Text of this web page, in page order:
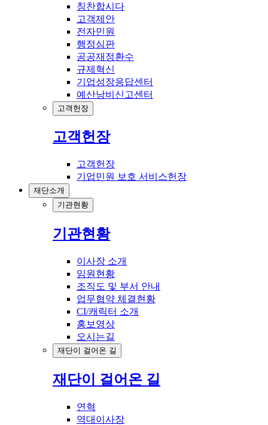
칭찬합시다
고객제안
전자민원
행정심판
공공재정환수
규제혁신
기업성장응답센터
예산낭비신고센터
고객헌장
고객헌장
고객헌장
기업민원 보호 서비스헌장
재단소개
기관현황
기관현황
이사장 소개
임원현황
조직도 및 부서 안내
업무협약 체결현황
CI/캐릭터 소개
홍보영상
오시는길
재단이 걸어온 길
재단이 걸어온 길
연혁
역대이사장